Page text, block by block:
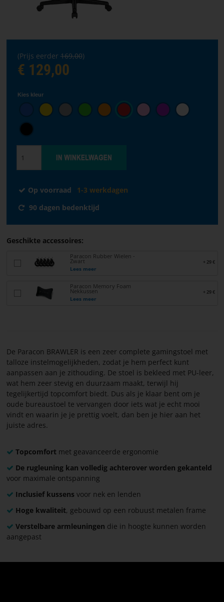
WAAR
KOOP?
ALGEMENE
VOORWAARDEN
PARACON
(Prijs eerder169,00)
€ 129,00
Kies kleur
Op voorraad
1-3 werkdagen
90 dagen bedenktijd
Geschikte accessoires:
Paracon Rubber Wielen -
Zwart
Lees meer
+ 29 €
Paracon Memory Foam
Nekkussen
Lees meer
+ 29 €
De Paracon BRAWLER is een zeer complete gamingstoel met
talloze instelmogelijkheden, zodat je hem perfect kunt
aanpassen aan je zithouding. De stoel is bekleed met PU-leer,
wat hem zeer stevig en duurzaam maakt, terwijl hij
tegelijkertijd topcomfort biedt. Dus als je klaar bent om je
oude bureaustoel te vervangen door iets wat je echt mooi
vindt en waarin je je prettig voelt, dan ben je hier aan het
juiste adres.
Topcomfortmet geavanceerde ergonomie
De rugleuning kan volledig achterover worden gekanteld
voor maximale ontspanning
Inclusief kussens voor nek en lenden
Hoge kwaliteit, gebouwd op een robuust metalen frame
Verstelbare armleuningen die in hoogte kunnen worden
aangepast